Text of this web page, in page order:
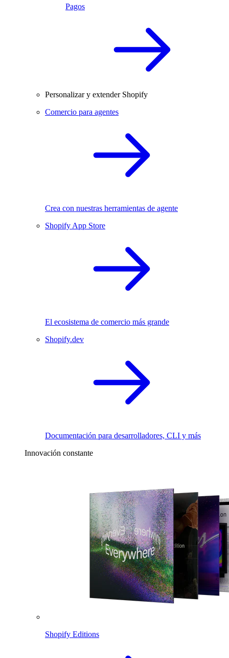
Pagos
Personalizar y extender Shopify
Comercio para agentes
Crea con nuestras herramientas de agente
Shopify App Store
El ecosistema de comercio más grande
Shopify.dev
Documentación para desarrolladores, CLI y más
Innovación constante
Shopify Editions